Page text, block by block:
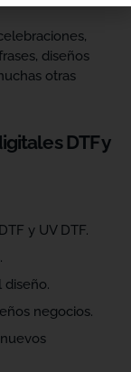
diseños
otras
DTF y
y UV DTF.
diseño.
negocios.